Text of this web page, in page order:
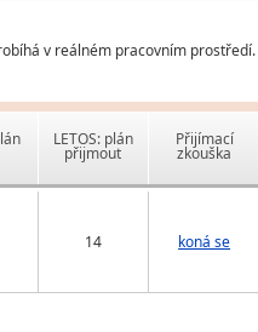
v reálném pracovním prostředí.
LETOS: plán
přijmout
Přijímací
zkouška
14 koná se